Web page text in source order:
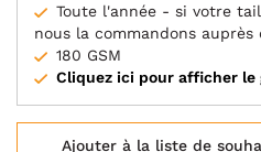
Toute l'année - si votre
nous la commandons
180 GSM
Cliquez ici pour afficher le
Ajouter à la liste de